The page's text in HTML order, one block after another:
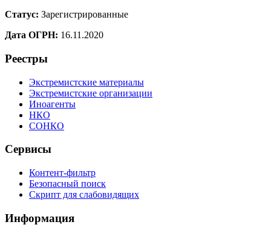
Статус: Зарегистрированные
Дата ОГРН: 16.11.2020
Реестры
Экстремистские материалы
Экстремистские организации
Иноагенты
НКО
СОНКО
Сервисы
Контент-фильтр
Безопасный поиск
Скрипт для слабовидящих
Информация